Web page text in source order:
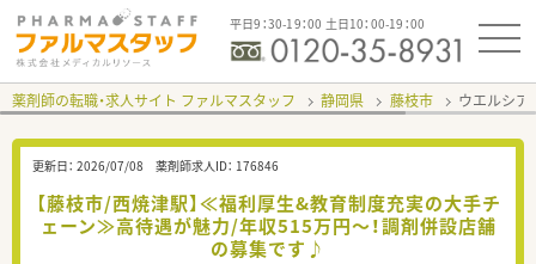
平日9：30-19：00 土日10：00-19：00
薬剤師の転職・求人サイト ファルマスタッフ 静岡県 藤枝市 ウエルシア
更新日： 2026/07/08 薬剤師求人ID： 176846
【藤枝市/西焼津駅】≪福利厚生&教育制度充実の大手チ
ェーン≫高待遇が魅力/年収515万円～！調剤併設店舗
の募集です♪